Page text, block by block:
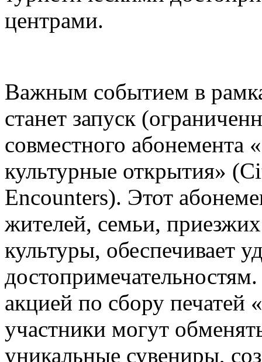
центрами.
Важным событием в
станет запуск
совместного абонемента
культурные открытия»
Encounters). Этот
жителей, семьи,
культуры, обеспечивает
акцией по сбору печатей
участники могут
уникальные сувениры,